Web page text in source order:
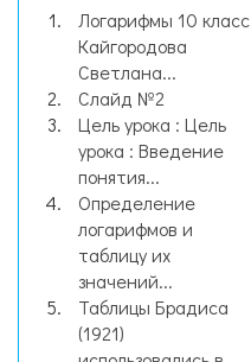
Логарифмы 10 класс
Кайгородова
Светлана...
Слайд №2
Цель урока : Цель
урока : Введение
понятия...
Определение
логарифмов и
таблицу их
значений...
Таблицы Брадиса
(1921)